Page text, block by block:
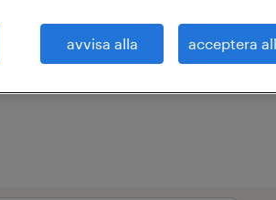
avvisa alla acceptera